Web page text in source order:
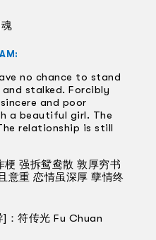
no chance to stand
stalked. Forcibly
and poor
a beautiful girl. The
relationship is still
强拆鸳鸯散 敦厚穷书
意重 恋情虽深厚 孽情终
：符传光 Fu Chuan